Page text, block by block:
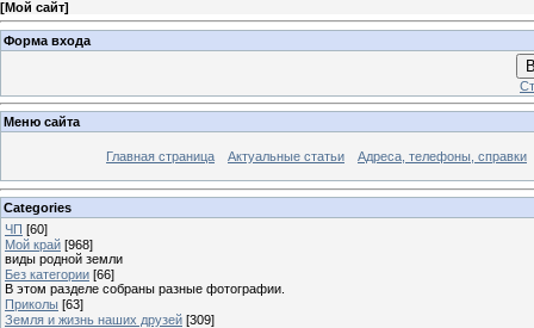
[Мой сайт]
Форма входа
Меню сайта
Главная страница Актуальные статьи Адреса, телефоны, справки
Categories
ЧП [60]
Мой край [968]
виды родной земли
Без категории [66]
В этом разделе собраны разные фотографии.
Приколы [63]
Земля и жизнь наших друзей [309]